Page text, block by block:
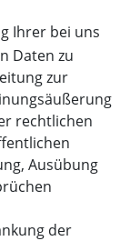
Ihrer bei uns
Daten zu
zur
rechtlichen
Ausübung
der